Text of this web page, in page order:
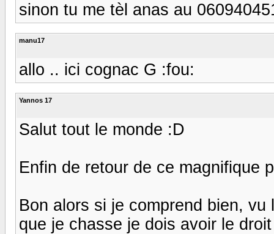
sinon tu me tèl anas au
manu17
allo .. ici cognac G :fou:
Yannos 17
Salut tout le monde :D
Enfin de retour de ce magnifique
Bon alors si je comprend bien,
que je chasse je dois avoir le